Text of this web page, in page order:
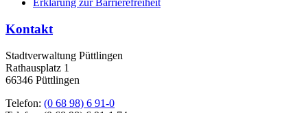
Erklärung zur Barrierefreiheit
Kontakt
Stadtverwaltung Püttlingen
Rathausplatz 1
66346 Püttlingen
Telefon: (0 68 98) 6 91-0